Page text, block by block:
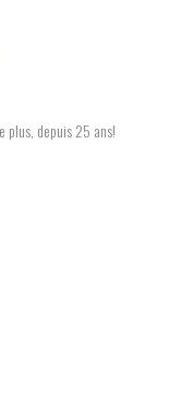
plus, depuis 25 ans!